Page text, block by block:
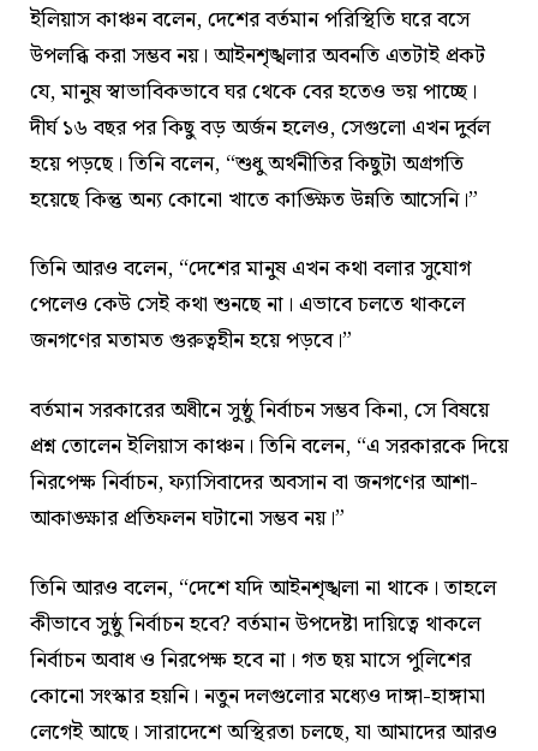
ইলিয়াস কাঞ্চন বলেন, দেশের বর্তমান পরিস্থিতি ঘরে বসে
উপলব্ধি করা সম্ভব নয়। আইনশৃঙ্খলার অবনতি এতটাই প্রকট
যে, মানুষ স্বাভাবিকভাবে ঘর থেকে বের হতেও ভয় পাচ্ছে।
দীর্ঘ ১৬ বছর পর কিছু বড় অর্জন হলেও, সেগুলো এখন দুর্বল
হয়ে পড়ছে। তিনি বলেন, “শুধু অর্থনীতির কিছুটা অগ্রগতি
হয়েছে কিন্তু অন্য কোনো খাতে কাঙ্ক্ষিত উন্নতি আসেনি।”
তিনি আরও বলেন, “দেশের মানুষ এখন কথা বলার সুযোগ
পেলেও কেউ সেই কথা শুনছে না। এভাবে চলতে থাকলে
জনগণের মতামত গুরুত্বহীন হয়ে পড়বে।”
বর্তমান সরকারের অধীনে সুষ্ঠু নির্বাচন সম্ভব কিনা, সে বিষয়ে
প্রশ্ন তোলেন ইলিয়াস কাঞ্চন। তিনি বলেন, “এ সরকারকে দিয়ে
নিরপেক্ষ নির্বাচন, ফ্যাসিবাদের অবসান বা জনগণের আশা-
আকাঙ্ক্ষার প্রতিফলন ঘটানো সম্ভব নয়।”
তিনি আরও বলেন, “দেশে যদি আইনশৃঙ্খলা না থাকে। তাহলে
কীভাবে সুষ্ঠু নির্বাচন হবে? বর্তমান উপদেষ্টা দায়িত্বে থাকলে
নির্বাচন অবাধ ও নিরপেক্ষ হবে না। গত ছয় মাসে পুলিশের
কোনো সংস্কার হয়নি। নতুন দলগুলোর মধ্যেও দাঙ্গা-হাঙ্গামা
লেগেই আছে। সারাদেশে অস্থিরতা চলছে, যা আমাদের আরও